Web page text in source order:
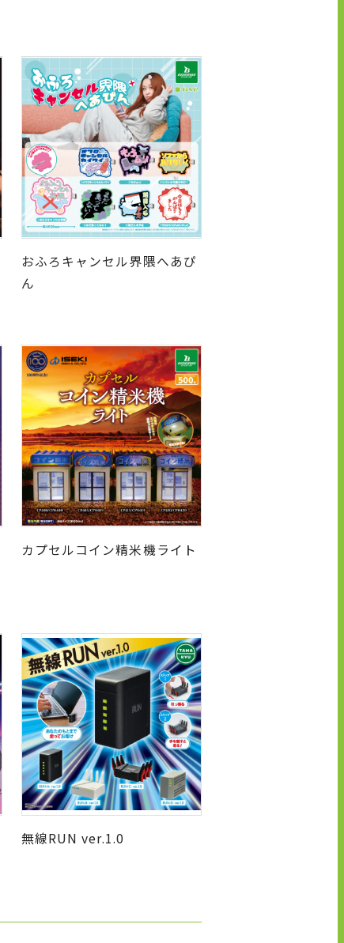
おふろキャンセル界隈へあぴ
ん
カプセルコイン精米機ライト
無線RUN ver.1.0